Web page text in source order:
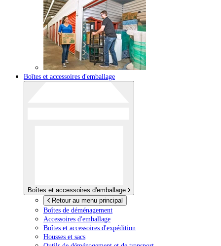
Boîtes et accessoires d'emballage
Boîtes et accessoires d'emballage
Retour au menu principal
Boîtes de déménagement
Accessoires d'emballage
Boîtes et accessoires d'expédition
Housses et sacs